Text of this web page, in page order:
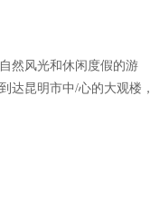
然风光和休闲度假的游
达昆明市中/心的大观楼，